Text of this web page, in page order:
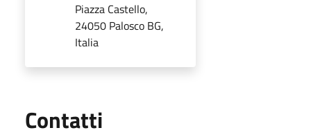
Piazza Castello,
24050 Palosco BG,
Italia
Contatti